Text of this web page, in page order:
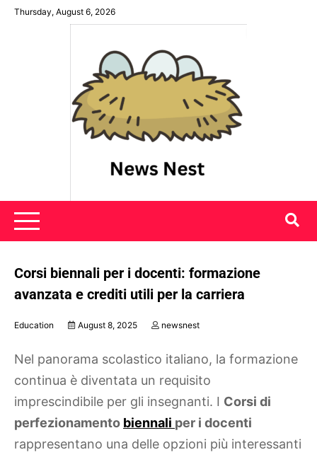
SkipThursday, August 6, 2026
News Nest
Corsi biennali per i docenti: formazione
avanzata e crediti utili per la carriera
Education August 8, 2025 newsnest
Nel panorama scolastico italiano, la formazione
continua è diventata un requisito
imprescindibile per gli insegnanti. I Corsi di
perfezionamento biennali per i docenti
rappresentano una delle opzioni più interessanti